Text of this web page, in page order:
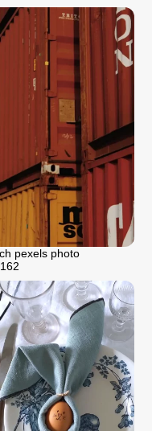
pexels photo